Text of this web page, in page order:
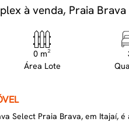
à venda, Praia
0 m²
Área Lote
Select Praia Brava, em Itajaí,